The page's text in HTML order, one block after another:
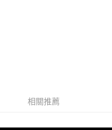
繳費。
」（以下簡稱本公司）所提供，讓
服務，並由商店將買賣／分期付款
公司帳單繳交帳款。
即可完成結帳。
簡訊中的連結，可透過四大超商／
方視為交易完成。
費，但若您需要取消訂單，請聯絡
單仍視為有效，需透過AFTEE先享
費
費
相關推薦